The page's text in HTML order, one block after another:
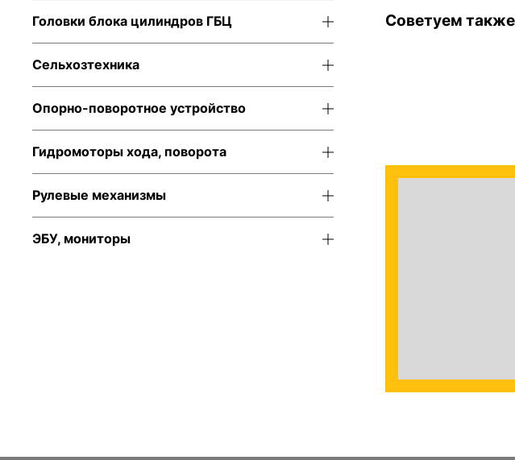
Головки блока цилиндров ГБЦ
Сельхозтехника
Опорно-поворотное устройство
Гидромоторы хода, поворота
Рулевые механизмы
ЭБУ, мониторы
Советуем